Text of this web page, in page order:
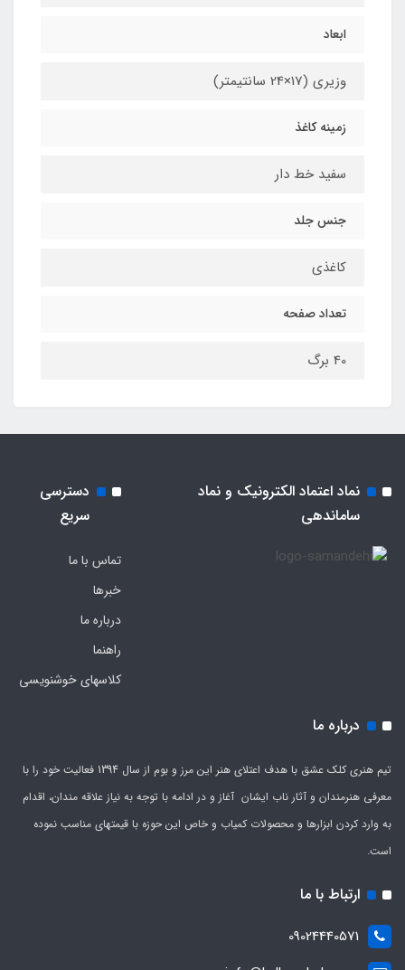
ابعاد
وزیری (17×24 سانتیمتر)
زمینه کاغذ
سفید خط دار
جنس جلد
کاغذی
تعداد صفحه
40 برگ
نماد اعتماد الکترونیک و نماد
ساماندهی
دسترسی
سریع
تماس با ما
خبرها
درباره ما
راهنما
کلاسهای خوشنویسی
درباره ما
تیم هنری کلک عشق با هدف اعتلای هنر این مرز و بوم از سال 1394 فعالیت خود را با
معرفی هنرمندان و آثار ناب ایشان آغاز و در ادامه با توجه به نیاز علاقه مندان، اقدام
به وارد کردن ابزارها و محصولات کمیاب و خاص این حوزه با قیمتهای مناسب نموده
است.
ارتباط با ما
09024440571